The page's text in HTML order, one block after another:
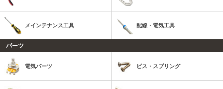
メインテナンス工具 配線・電気工具
パーツ
電気パーツ ビス・スプリング